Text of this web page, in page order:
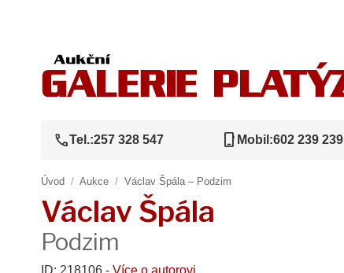
callTel.:257 328 547 phone_iphone Mobil:602 239 239
Úvod / Aukce / Václav Špála – Podzim
Václav Špála
Podzim